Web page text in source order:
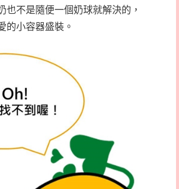
也不是隨便一個奶球就解決的，
的小容器盛裝。